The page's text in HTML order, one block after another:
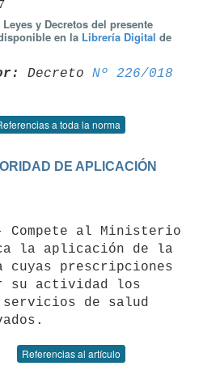
y Decretos del presente
en la Librería Digital de
Decreto Nº 226/018
a toda la norma
DE APLICACIÓN
la aplicación de la
prescripciones
su actividad los
servicios de salud
Referencias al artículo